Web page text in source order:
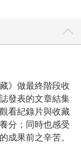
》做最終階段收
發表的文章結集
看紀錄片與收藏
分；同時也感受
成果前之辛苦。